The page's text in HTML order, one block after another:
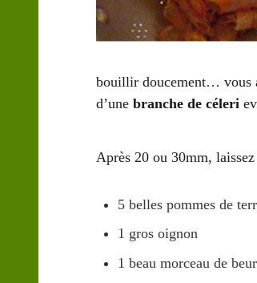
bouillir doucement… vous
d’une branche de céleri
Après 20 ou 30mm,
5 belles pommes de
1 gros oignon
1 beau morceau de